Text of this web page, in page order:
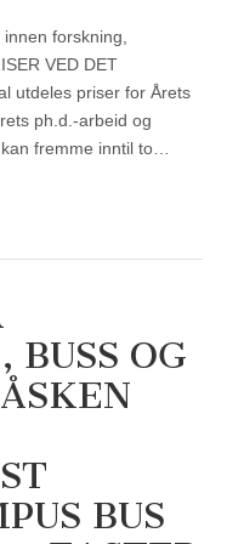
forskning,
VED DET
utdeles priser for Årets
ph.d.-arbeid og
fremme inntil to…
BUSS OG
BUS